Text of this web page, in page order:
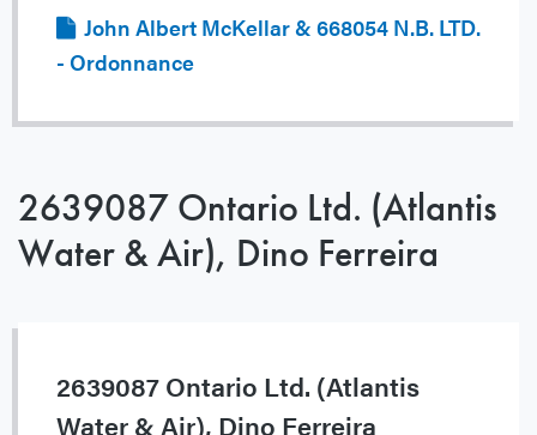
John Albert McKellar & 668054 N.B. LTD.
- Ordonnance
2639087 Ontario Ltd. (Atlantis
Water & Air), Dino Ferreira
2639087 Ontario Ltd. (Atlantis
Water & Air), Dino Ferreira